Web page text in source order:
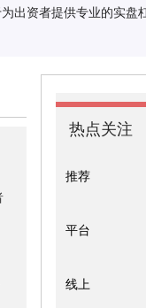
出资者提供专业的实
热点关注
推荐
平台
线上